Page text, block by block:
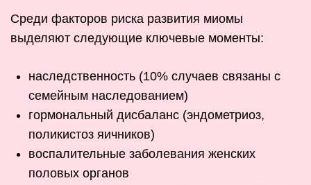
Среди факторов риска развития миомы
выделяют следующие ключевые моменты:
наследственность (10% случаев связаны с
семейным наследованием)
гормональный дисбаланс (эндометриоз,
поликистоз яичников)
воспалительные заболевания женских
половых органов